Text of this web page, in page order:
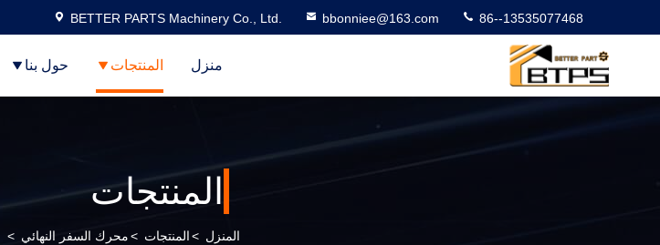
BETTER PARTS Machinery Co., Ltd. bbonniee@163.com 86--13535077468
منزل المنتجات حول بنا
المنتجات
المنزل >المنتجات >محرك السفر النهائي >